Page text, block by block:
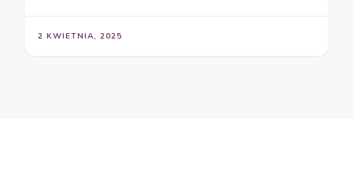
2 KWIETNIA, 2025